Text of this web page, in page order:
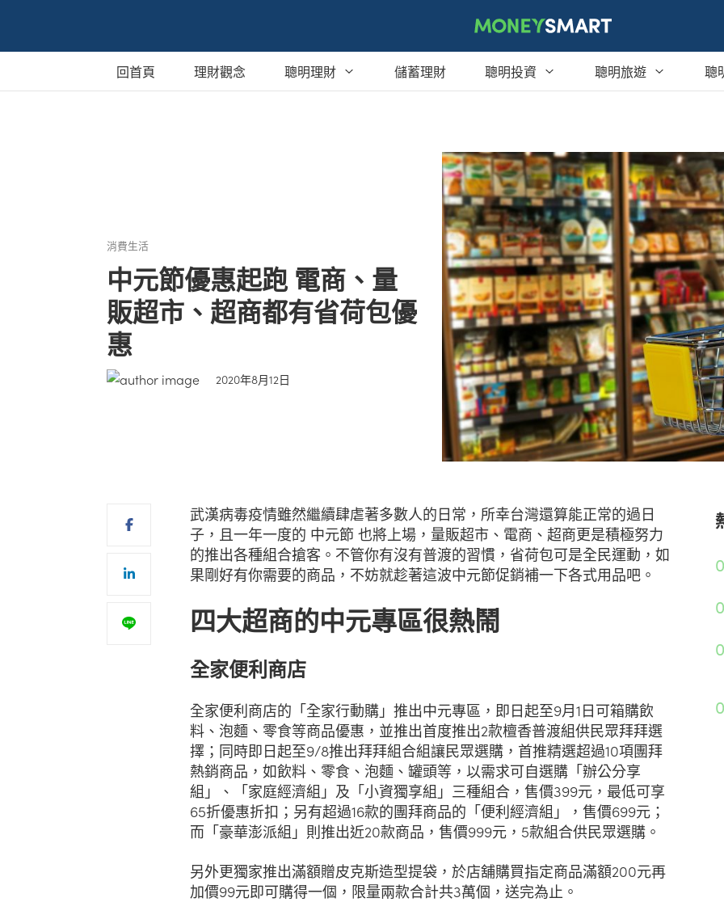
回首頁 理財觀念 聰明理財
外幣買賣
海外投資
儲蓄理財 聰明投資
創業
投資
聰明旅遊
哩程累積
旅遊不便險
旅平險
聰
現金回饋
消費生活
美食饗宴
消費生活
中元節優惠起跑 電商、量
販超市、超商都有省荷包優
惠
2020年8月12日
武漢病毒疫情雖然繼續肆虐著多數人的日常，所幸台灣還算能正常的過日
子，且一年一度的 中元節 也將上場，量販超市、電商、超商更是積極努力
的推出各種組合搶客。不管你有沒有普渡的習慣，省荷包可是全民運動，如
果剛好有你需要的商品，不妨就趁著這波中元節促銷補一下各式用品吧。
四大超商的中元專區很熱鬧
全家便利商店
全家便利商店的「全家行動購」推出中元專區，即日起至9月1日可箱購飲
料、泡麵、零食等商品優惠，並推出首度推出2款檀香普渡組供民眾拜拜選
擇；同時即日起至9/8推出拜拜組合組讓民眾選購，首推精選超過10項團拜
熱銷商品，如飲料、零食、泡麵、罐頭等，以需求可自選購「辦公分享
組」、「家庭經濟組」及「小資獨享組」三種組合，售價399元，最低可享
65折優惠折扣；另有超過16款的團拜商品的「便利經濟組」，售價699元；
而「豪華澎派組」則推出近20款商品，售價999元，5款組合供民眾選購。
另外更獨家推出滿額贈皮克斯造型提袋，於店舖購買指定商品滿額200元再
加價99元即可購得一個，限量兩款合計共3萬個，送完為止。